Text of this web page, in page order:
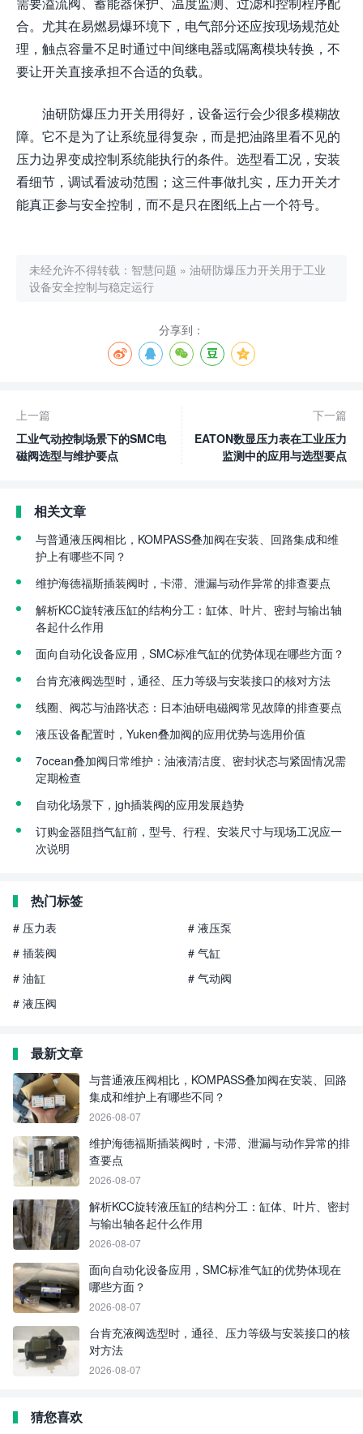
合。尤其在易燃易爆环境下，电气部分还应按现场规范处
理，触点容量不足时通过中间继电器或隔离模块转换，不
要让开关直接承担不合适的负载。
油研防爆压力开关用得好，设备运行会少很多模糊故
障。它不是为了让系统显得复杂，而是把油路里看不见的
压力边界变成控制系统能执行的条件。选型看工况，安装
看细节，调试看波动范围；这三件事做扎实，压力开关才
能真正参与安全控制，而不是只在图纸上占一个符号。
未经允许不得转载： 智慧问题 » 油研防爆压力开关用于工业
设备安全控制与稳定运行
分享到：
上一篇
工业气动控制场景下的SMC电
磁阀选型与维护要点
下一篇
EATON数显压力表在工业压力
监测中的应用与选型要点
相关文章
与普通液压阀相比，KOMPASS叠加阀在安装、回路集成和维
护上有哪些不同？
维护海德福斯插装阀时，卡滞、泄漏与动作异常的排查要点
解析KCC旋转液压缸的结构分工：缸体、叶片、密封与输出轴
各起什么作用
面向自动化设备应用，SMC标准气缸的优势体现在哪些方面？
台肯充液阀选型时，通径、压力等级与安装接口的核对方法
线圈、阀芯与油路状态：日本油研电磁阀常见故障的排查要点
液压设备配置时，Yuken叠加阀的应用优势与选用价值
7ocean叠加阀日常维护：油液清洁度、密封状态与紧固情况需
定期检查
自动化场景下，jgh插装阀的应用发展趋势
订购金器阻挡气缸前，型号、行程、安装尺寸与现场工况应一
次说明
热门标签
# 压力表
# 液压泵
# 插装阀
# 气缸
# 油缸
# 气动阀
# 液压阀
最新文章
与普通液压阀相比，KOMPASS叠加阀在安装、回路
集成和维护上有哪些不同？
2026-08-07
维护海德福斯插装阀时，卡滞、泄漏与动作异常的排
查要点
2026-08-07
解析KCC旋转液压缸的结构分工：缸体、叶片、密封
与输出轴各起什么作用
2026-08-07
面向自动化设备应用，SMC标准气缸的优势体现在
哪些方面？
2026-08-07
台肯充液阀选型时，通径、压力等级与安装接口的核
对方法
2026-08-07
猜您喜欢